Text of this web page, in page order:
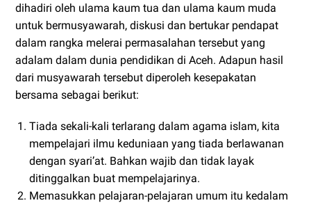
dihadiri oleh ulama kaum tua dan ulama kaum muda
untuk bermusyawarah, diskusi dan bertukar pendapat
dalam rangka melerai permasalahan tersebut yang
adalam dalam dunia pendidikan di Aceh. Adapun hasil
dari musyawarah tersebut diperoleh kesepakatan
bersama sebagai berikut:
Tiada sekali-kali terlarang dalam agama islam, kita
mempelajari ilmu keduniaan yang tiada berlawanan
dengan syari’at. Bahkan wajib dan tidak layak
ditinggalkan buat mempelajarinya.
Memasukkan pelajaran-pelajaran umum itu kedalam